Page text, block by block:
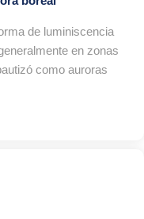
de luminiscencia
en zonas
como auroras